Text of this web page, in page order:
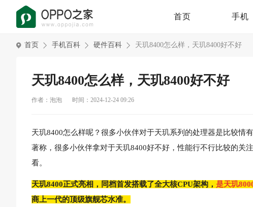
首页 手机
首页 手机百科 硬件百科 天玑8400怎么样，天玑8400好不好
天玑8400怎么样，天玑8400好不好
作者：泡泡 时间：2024-12-24 09:26
天玑8400怎么样呢？很多小伙伴对于天玑系列的处理器是比较情
著称，很多小伙伴拿对于天玑8400好不好，性能行不行比较的关
看。
天玑8400正式亮相，同档首发搭载了全大核CPU架构， 是天玑
商上一代的顶级旗舰芯水准。